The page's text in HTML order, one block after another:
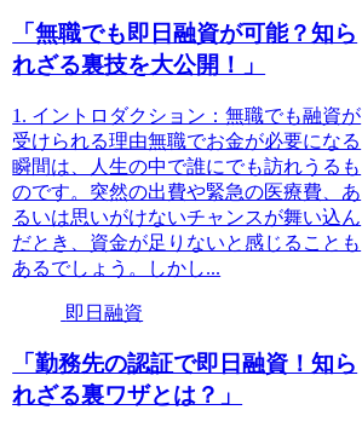
「無職でも即日融資が可能？知ら
れざる裏技を大公開！」
1. イントロダクション：無職でも融資が
受けられる理由無職でお金が必要になる
瞬間は、人生の中で誰にでも訪れうるも
のです。突然の出費や緊急の医療費、あ
るいは思いがけないチャンスが舞い込ん
だとき、資金が足りないと感じることも
あるでしょう。しかし...
即日融資
「勤務先の認証で即日融資！知ら
れざる裏ワザとは？」